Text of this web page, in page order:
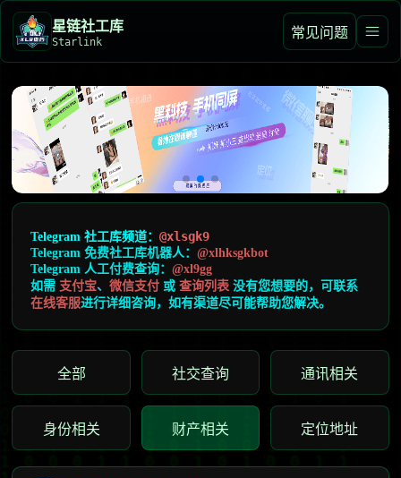
星链️社工库
Starlink
常见问题
Telegram 社工库频道：@xlsgk9
Telegram 免费社工库机器人：@xlhksgkbot
Telegram 人工付费查询：@xl9gg
如需 支付宝、微信支付 或查询列表没有您想要的，可联系
在线客服进行详细咨询，如有渠道尽可能帮助您解决。
全部 社交查询 通讯相关
身份相关 财产相关 定位地址